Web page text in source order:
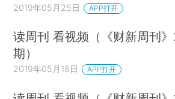
2019年05月25日 APP打开
读周刊 看视频（《财新周刊
期）
2019年05月18日 APP打开